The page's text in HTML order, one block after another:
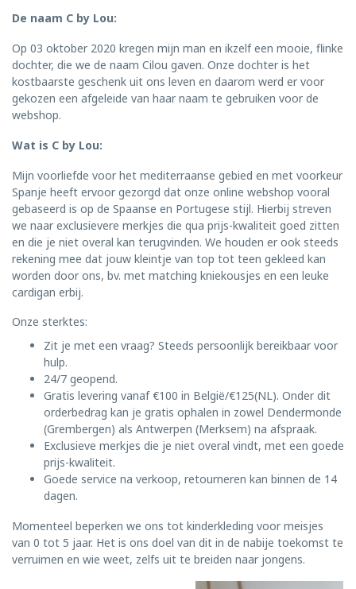
De naam C by Lou:
Op 03 oktober 2020 kregen mijn man en ikzelf een mooie, flinke
dochter, die we de naam Cilou gaven. Onze dochter is het
kostbaarste geschenk uit ons leven en daarom werd er voor
gekozen een afgeleide van haar naam te gebruiken voor de
webshop.
Wat is C by Lou:
Mijn voorliefde voor het mediterraanse gebied en met voorkeur
Spanje heeft ervoor gezorgd dat onze online webshop vooral
gebaseerd is op de Spaanse en Portugese stijl. Hierbij streven
we naar exclusievere merkjes die qua prijs-kwaliteit goed zitten
en die je niet overal kan terugvinden. We houden er ook steeds
rekening mee dat jouw kleintje van top tot teen gekleed kan
worden door ons, bv. met matching kniekousjes en een leuke
cardigan erbij.
Onze sterktes:
Zit je met een vraag? Steeds persoonlijk bereikbaar voor
hulp.
24/7 geopend.
Gratis levering vanaf €100 in België/€125(NL). Onder dit
orderbedrag kan je gratis ophalen in zowel Dendermonde
(Grembergen) als Antwerpen (Merksem) na afspraak.
Exclusieve merkjes die je niet overal vindt, met een goede
prijs-kwaliteit.
Goede service na verkoop, retourneren kan binnen de 14
dagen.
Momenteel beperken we ons tot kinderkleding voor meisjes
van 0 tot 5 jaar. Het is ons doel van dit in de nabije toekomst te
verruimen en wie weet, zelfs uit te breiden naar jongens.